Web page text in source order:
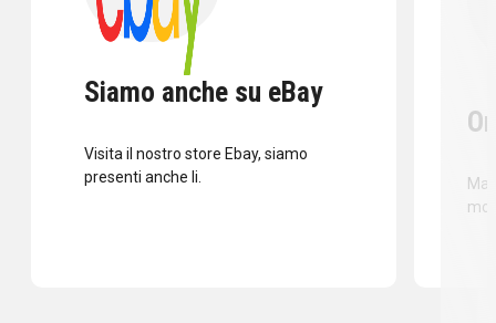
Siamo anche su eBay
Visita il nostro store Ebay, siamo
presenti anche li.